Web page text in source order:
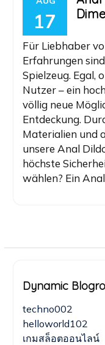
17
Für Liebhaber
Erfahrungen
Spielzeug. Egal,
Nutzer – ein
völlig neue
Entdeckung.
Materialien und
unsere Anal
höchste
wählen? Ein
Dynamic
techno002
helloworld102
เกมสล็อตออนไลน์